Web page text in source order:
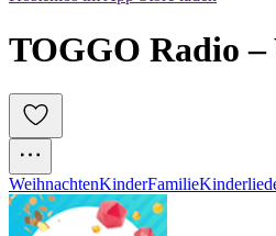
TOGGO Radio –
WeihnachtenKinderFamilie